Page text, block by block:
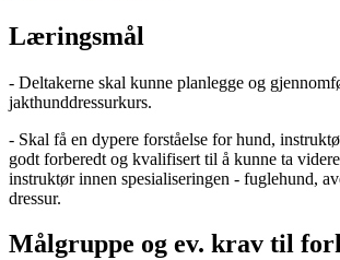
Læringsmål
- Deltakerne skal kunne planlegge og
jakthunddressurkurs.
- Skal få en dypere forståelse for hund,
godt forberedt og kvalifisert til å kunne ta
instruktør innen spesialiseringen - fuglehund,
dressur.
Målgruppe og ev. krav til